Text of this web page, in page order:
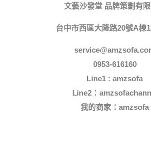
文藝沙發堂 品牌策劃有限
台中市西區大隆路20號A棟
0953-616160
Line1 : amzsofa
Line2：
我的商家： amzsofa